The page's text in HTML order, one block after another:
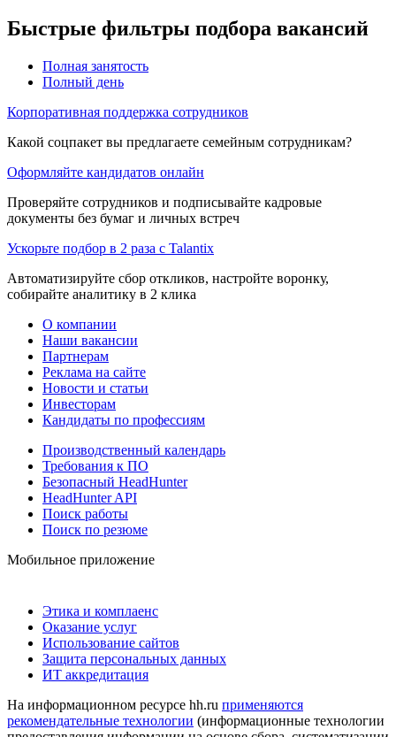
Быстрые фильтры подбора вакансий
Полная занятость
Полный день
Корпоративная поддержка сотрудников
Какой соцпакет вы предлагаете семейным сотрудникам?
Оформляйте кандидатов онлайн
Проверяйте сотрудников и подписывайте кадровые
документы без бумаг и личных встреч
Ускорьте подбор в 2 раза с Talantix
Автоматизируйте сбор откликов, настройте воронку,
собирайте аналитику в 2 клика
О компании
Наши вакансии
Партнерам
Реклама на сайте
Новости и статьи
Инвесторам
Кандидаты по профессиям
Производственный календарь
Требования к ПО
Безопасный HeadHunter
HeadHunter API
Поиск работы
Поиск по резюме
Мобильное приложение
Этика и комплаенс
Оказание услуг
Использование сайтов
Защита персональных данных
ИТ аккредитация
На информационном ресурсе hh.ru применяются
рекомендательные технологии (информационные технологии